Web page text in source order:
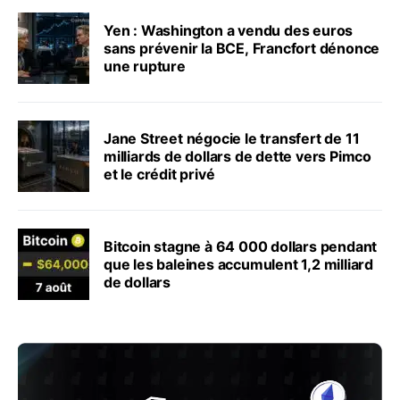
Yen : Washington a vendu des euros
sans prévenir la BCE, Francfort dénonce
une rupture
Jane Street négocie le transfert de 11
milliards de dollars de dette vers Pimco
et le crédit privé
Bitcoin stagne à 64 000 dollars pendant
que les baleines accumulent 1,2 milliard
de dollars